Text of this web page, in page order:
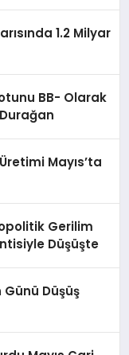
1.2 Milyar
BB- Olarak
Mayıs’ta
Gerilim
Düşüşte
Günü Düşüş